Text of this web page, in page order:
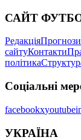
САЙТ
РедакціяПрогнози
сайтуКонтакти
політика
Соціальні
facebookxyoutube
УКРАЇНА